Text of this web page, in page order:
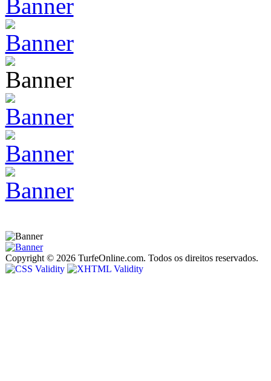
Copyright © 2026 TurfeOnline.com. Todos os direitos reservados.